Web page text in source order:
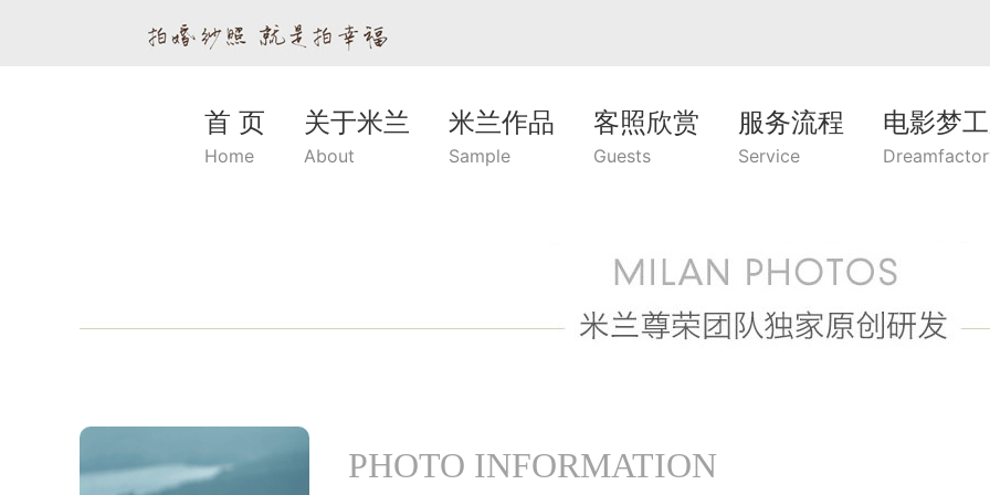
首 页
Home
关于米兰
About
米兰作品
Sample
客照欣赏
Guests
服务流程
Service
电影梦
PHOTO INFORMATION